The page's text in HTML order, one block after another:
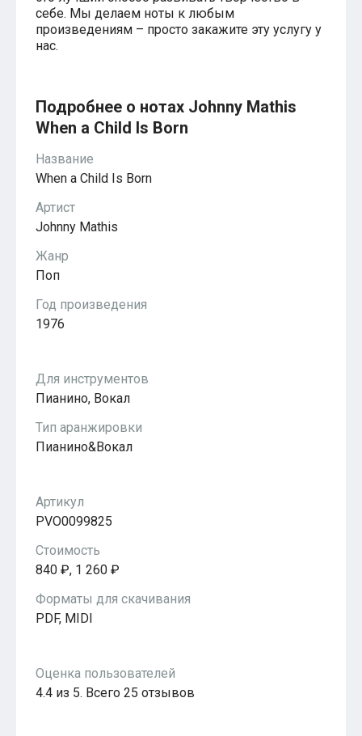
Красавица и чудовище
из мультфильмов Disney
Моана (Disney)
Ноты из аниме
Для обучения
1-ой класс обучения
2-ий класс обучения
Ноты для младшей группы
Ноты для средней группы
Духовная музыка
Пасхальные ноты
Христианская музыка
Госпел
из компьютерных игр
The Legend Of Zelda
Friday Night Funkin’
Super Mario Bros.
для различных игр
Популярное
Бесплатные
себе. Мы делаем ноты к любым
произведениям – просто закажите эту услугу у
нас.
Подробнее о нотах Johnny Mathis
When a Child Is Born
Название
When a Child Is Born
Артист
Johnny Mathis
Жанр
Поп
Год произведения
1976
Для инструментов
Пианино, Вокал
Тип аранжировки
Пианино&Вокал
Артикул
PVO0099825
Стоимость
840 ₽, 1 260 ₽
Форматы для скачивания
PDF, MIDI
Оценка пользователей
4.4 из 5. Всего 25 отзывов